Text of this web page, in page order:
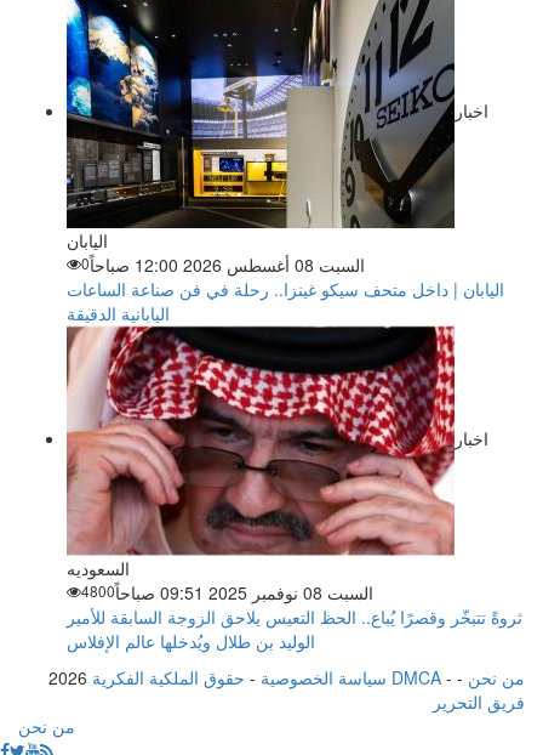
اخبار
اليابان
السبت 08 أغسطس 2026 12:00 صباحاً
0
اليابان | داخل متحف سيكو غينزا.. رحلة في فن صناعة الساعات
اليابانية الدقيقة
اخبار
السعوديه
السبت 08 نوفمبر 2025 09:51 صباحاً
4800
ثروةً تتبخّر وقصرًا يُباع.. الحظ التعيس يلاحق الزوجة السابقة للأمير
الوليد بن طلال ويُدخلها عالم الإفلاس
2026
سياسة الخصوصية - حقوق الملكية الفكرية DMCA - من نحن -
فريق التحرير
من نحن